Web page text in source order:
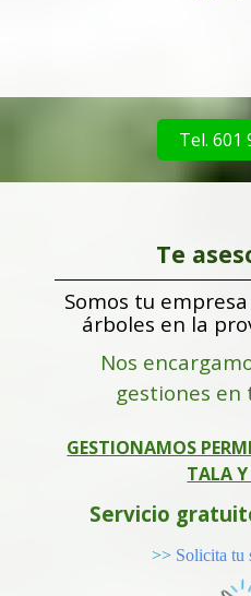
Tel. 601
Te
Somos tu
árboles en la
Nos
gestiones en
GESTIONAMOS
TALA
Servicio
>> Solicita tu